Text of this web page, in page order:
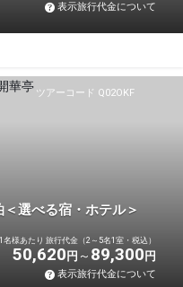
表示旅行代金について
ツアーコード Q02OKF
選べる宿・ホテル＞
名様あたり 旅行代金（2～5名1室・税込）
50,620 円 89,300 円
表示旅行代金について